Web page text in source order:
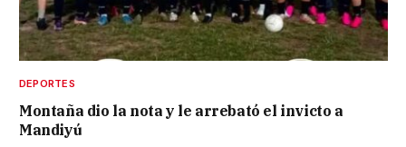
DEPORTES
Montaña dio la nota y le arrebató el invicto a
Mandiyú